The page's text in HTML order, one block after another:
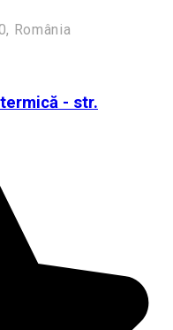
România
- str.